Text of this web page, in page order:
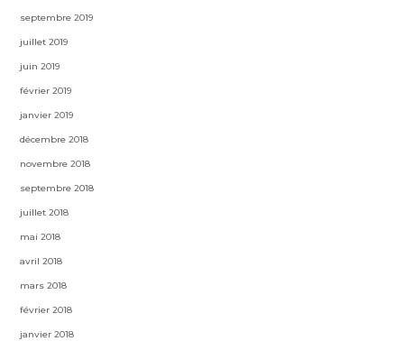
septembre 2019
juillet 2019
juin 2019
février 2019
janvier 2019
décembre 2018
novembre 2018
septembre 2018
juillet 2018
mai 2018
avril 2018
mars 2018
février 2018
janvier 2018